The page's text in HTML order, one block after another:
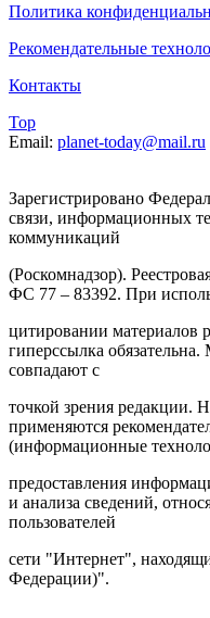
Политика
Рекомендательные
Контакты
Top
Email: planet-today@mail.ru
Зарегистрировано
связи, информационных
коммуникаций
(Роскомнадзор).
ФС 77 – 83392. При
цитировании материалов
гиперссылка
совпадают с
точкой зрения редакции.
применяются
(информационные
предоставления
и анализа сведений,
пользователей
сети "Интернет",
Федерации)".